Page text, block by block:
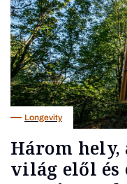
Longevity
Három
világ elől és